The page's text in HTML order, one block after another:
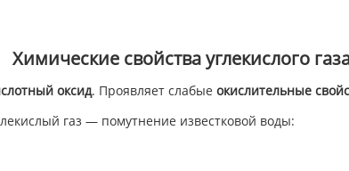
Химические свойства углекислого
оксид. Проявляет слабые окислительные
газ — помутнение известковой воды: